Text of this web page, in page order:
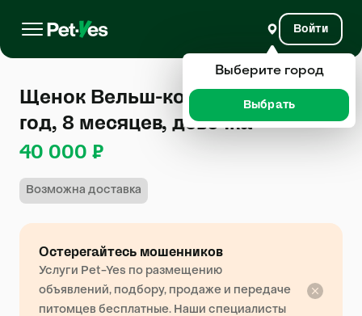
Войти
Щенок Вельш-корги-пемброк 1
год, 8 месяцев, девочка
40 000 ₽
Возможна доставка
Остерегайтесь мошенников
Услуги Pet-Yes по размещению
объявлений, подбору, продаже и передаче
питомцев бесплатные. Наши специалисты
Выберите город
Выбрать